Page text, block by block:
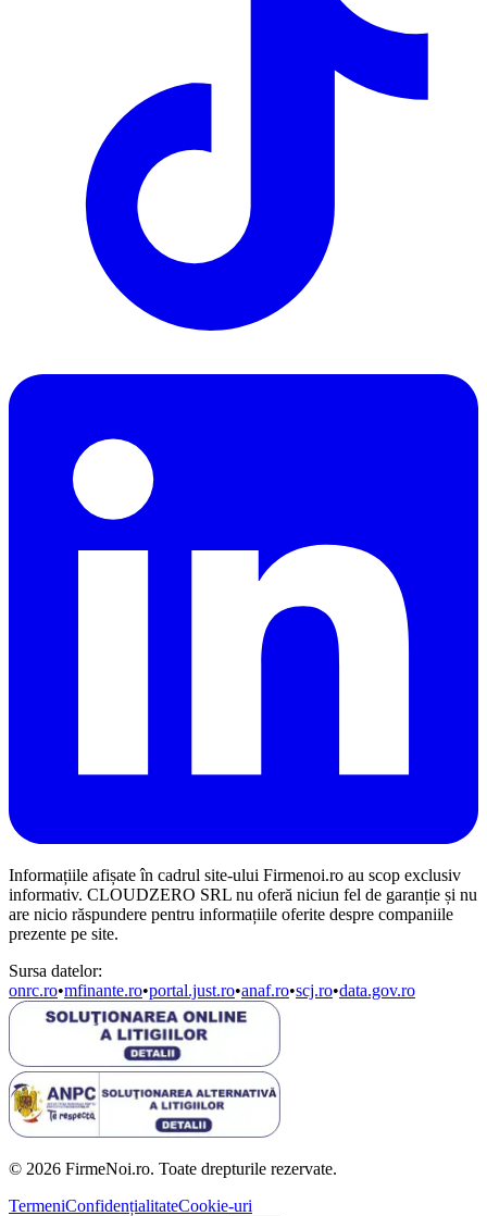
Informațiile afișate în cadrul site-ului Firmenoi.ro au scop exclusiv
informativ. CLOUDZERO SRL nu oferă niciun fel de garanție și nu
are nicio răspundere pentru informațiile oferite despre companiile
prezente pe site.
Sursa datelor:
onrc.ro•mfinante.ro•portal.just.ro•anaf.ro•scj.ro•data.gov.ro
© 2026 FirmeNoi.ro. Toate drepturile rezervate.
TermeniConfidențialitateCookie-uri